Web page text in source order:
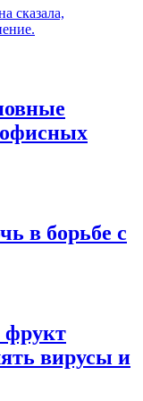
сказала,
офисных
в борьбе с
фрукт
вирусы и